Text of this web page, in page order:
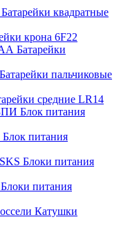
Батарейки квадратные
крона 6F22
Батарейки
Батарейки пальчиковые
средние LR14
Блок питания
Блок питания
Блоки питания
Блоки питания
Катушки